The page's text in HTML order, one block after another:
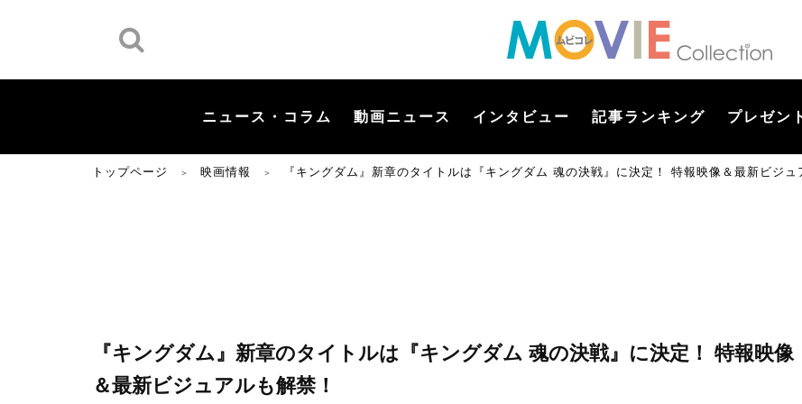
ニュース・コラム 動画ニュース インタビュー 記事ランキング プレゼン
トップページ ＞ 映画情報 ＞ 『キングダム』新章のタイトルは『キングダム 魂の決戦』に決定！ 特報映像＆最新ビジュ
『キングダム』新章のタイトルは『キングダム 魂の決戦』に決定！ 特報映像
＆最新ビジュアルも解禁！